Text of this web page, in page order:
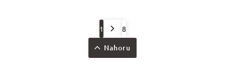
1 8
Nahoru